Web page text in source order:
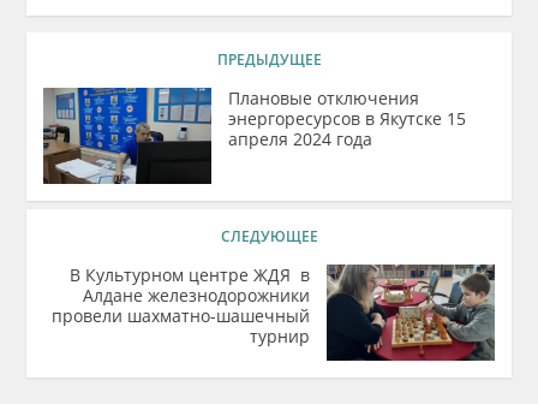
ПРЕДЫДУЩЕЕ
Плановые отключения
энергоресурсов в Якутске 15
апреля 2024 года
СЛЕДУЮЩЕЕ
В Культурном центре ЖДЯ в
Алдане железнодорожники
провели шахматно-шашечный
турнир